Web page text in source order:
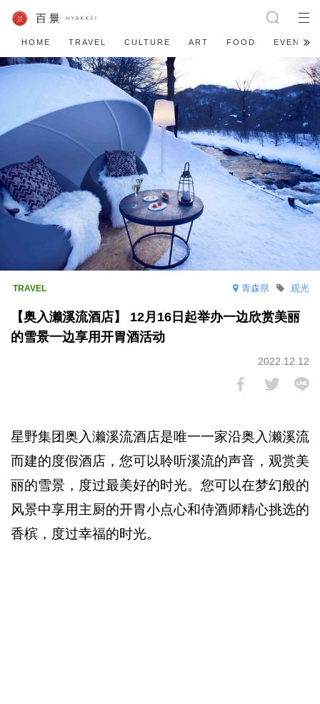
HOME TRAVEL CULTURE ART FOOD EVENT
青森県 观光
【奥入濑溪流酒店】 12月16日起举办一边欣赏美丽
的雪景一边享用开胃酒活动
2022.12.12
星野集团奥入濑溪流酒店是唯一一家沿奥入濑溪流
而建的度假酒店，您可以聆听溪流的声音，观赏美
丽的雪景，度过最美好的时光。您可以在梦幻般的
风景中享用主厨的开胃小点心和侍酒师精心挑选的
香槟，度过幸福的时光。